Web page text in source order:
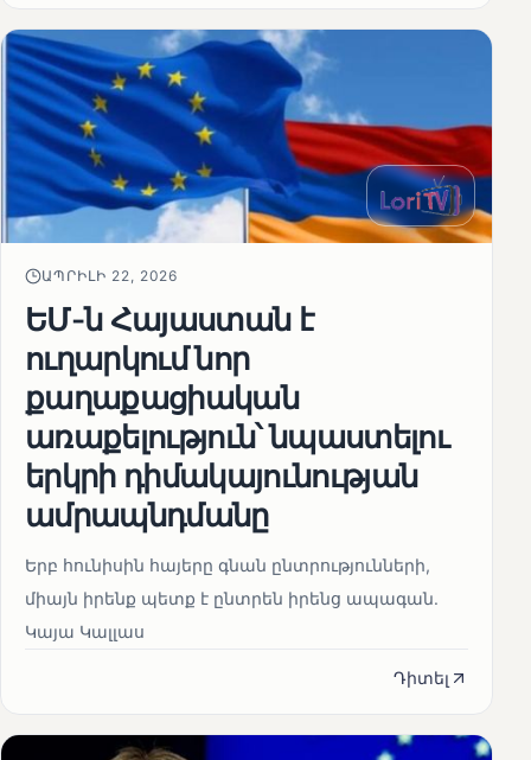
ԱՊՐԻԼԻ 22, 2026
ԵՄ-ն Հայաստան է
ուղարկում նոր
քաղաքացիական
առաքելություն՝ նպաստելու
երկրի դիմակայունության
ամրապնդմանը
Երբ հունիսին հայերը գնան ընտրությունների,
միայն իրենք պետք է ընտրեն իրենց ապագան.
Կայա Կալլաս
Դիտել